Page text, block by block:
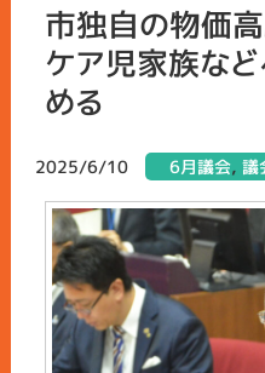
市独自の物価
ケア児家族な
める
2025/6/10 6月議会, 議